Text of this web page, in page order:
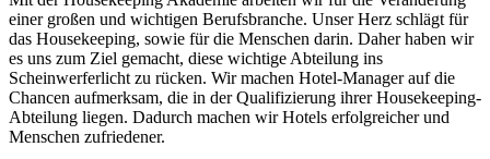
einer großen und wichtigen Berufsbranche. Unser Herz schlägt für
das Housekeeping, sowie für die Menschen darin. Daher haben wir
es uns zum Ziel gemacht, diese wichtige Abteilung ins
Scheinwerferlicht zu rücken. Wir machen Hotel-Manager auf die
Chancen aufmerksam, die in der Qualifizierung ihrer Housekeeping-
Abteilung liegen. Dadurch machen wir Hotels erfolgreicher und
Menschen zufriedener.